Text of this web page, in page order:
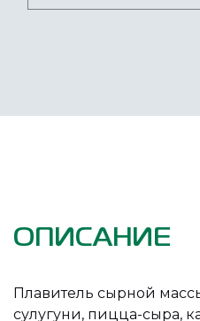
ОПИСАНИЕ
Плавитель сырной
сулугуни, пицца-сыра,